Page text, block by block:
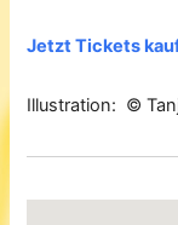
Jetzt Tickets
Illustration: ©